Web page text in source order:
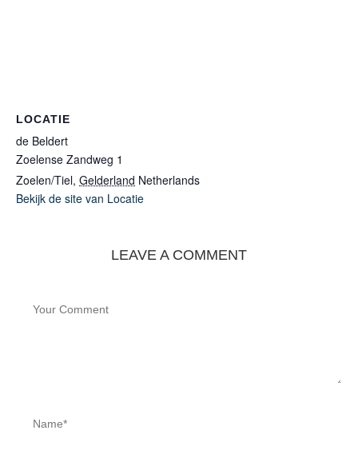
LOCATIE
de Beldert
Zoelense Zandweg 1
Zoelen/Tiel, Gelderland Netherlands
Bekijk de site van Locatie
LEAVE A COMMENT